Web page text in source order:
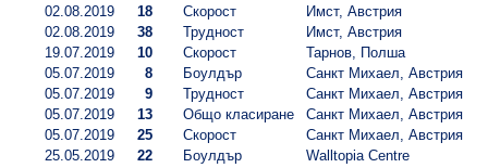
02.08.2019
18 Скорост
Имст, Австрия
02.08.2019
38 Трудност
Имст, Австрия
19.07.2019
10 Скорост
Тарнов, Полша
05.07.2019
8 Боулдър
Санкт Михаел, Австрия
05.07.2019
9 Трудност
Санкт Михаел, Австрия
05.07.2019
13 Общо класиране
Санкт Михаел, Австрия
05.07.2019
25 Скорост
Санкт Михаел, Австрия
25.05.2019
22 Боулдър
Walltopia Centre